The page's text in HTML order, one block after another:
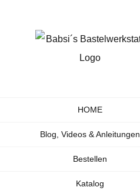
HOME
Blog, Videos & Anleitungen
Bestellen
Katalog